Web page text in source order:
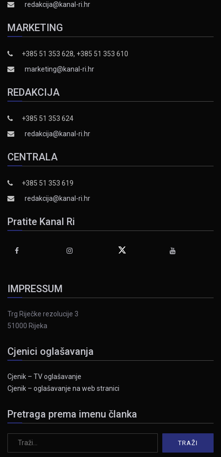
redakcija@kanal-ri.hr
MARKETING
+385 51 353 628, +385 51 353 610
marketing@kanal-ri.hr
REDAKCIJA
+385 51 353 624
redakcija@kanal-ri.hr
CENTRALA
+385 51 353 619
redakcija@kanal-ri.hr
Pratite Kanal Ri
IMPRESSUM
Trg Riječke rezolucije 3
51000 Rijeka
Cjenici oglašavanja
Cjenik – TV oglašavanje
Cjenik – oglašavanje na web stranici
Pretraga prema imenu članka